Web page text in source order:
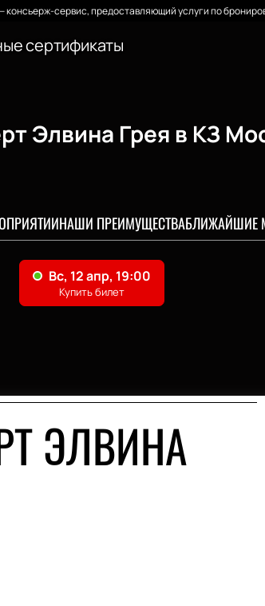
сервис, предоставляющий услуги по
сертификаты
Элвина Грея в КЗ
НАШИ ПРЕИМУЩЕСТВАБЛИЖАЙШИЕ
ЭЛВИНА